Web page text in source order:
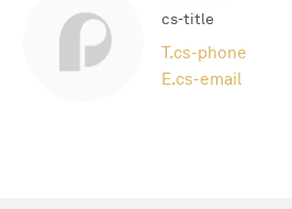
cs-title
T.cs-phone
E.cs-email